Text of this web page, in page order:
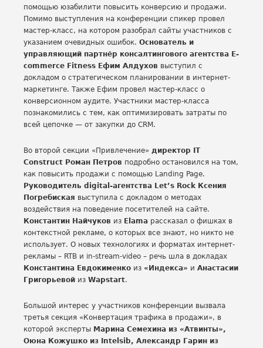
помощью юзабилити повысить конверсию и продажи.
Помимо выступления на конференции спикер провел
мастер-класс, на котором разобрал сайты участников с
указанием очевидных ошибок. Основатель и
управляющий партнёр консалтингового агентства E-
commerce Fitness Ефим Алдухов выступил с
докладом о стратегическом планировании в интернет-
маркетинге. Также Ефим провел мастер-класс о
конверсионном аудите. Участники мастер-класса
познакомились с тем, как оптимизировать затраты по
всей цепочке — от закупки до CRM.
Во второй секции «Привлечение» директор IT
Construct Роман Петров подробно остановился на том,
как повысить продажи с помощью Landing Page.
Руководитель digital-агентства Let’s Rock Ксения
Погребиская выступила с докладом о методах
воздействия на поведение посетителей на сайте.
Константин Найчуков из Elama рассказал о фишках в
контекстной рекламе, о которых все знают, но никто не
использует. О новых технологиях и форматах интернет-
рекламы – RTB и in-stream-video – речь шла в докладах
Константина Евдокименко из «Индекса» и Анастасии
Григорьевой из Wapstart.
Большой интерес у участников конференции вызвала
третья секция «Конвертация трафика в продажи», в
которой эксперты Марина Семехина из «Атвинты»,
Оюна Кожушко из Intelsib, Александр Гарин из